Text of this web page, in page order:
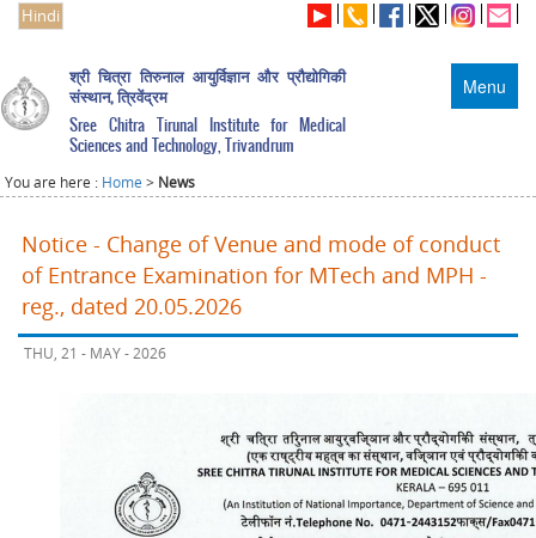
Hindi
Menu
श्री चित्रा तिरुनाल आयुर्विज्ञान और प्रौद्योगिकी
संस्थान, त्रिवेंद्रम
Sree Chitra Tirunal Institute for Medical
Sciences and Technology, Trivandrum
You are here : Home > News
Notice - Change of Venue and mode of conduct
of Entrance Examination for MTech and MPH -
reg., dated 20.05.2026
THU, 21 - MAY - 2026